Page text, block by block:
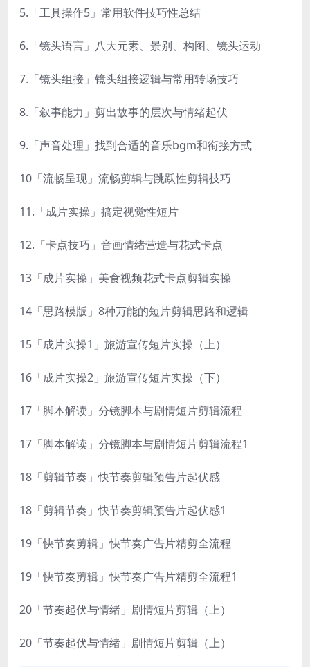
5.「工具操作5」常用软件技巧性总结
6.「镜头语言」八大元素、景别、构图、镜头运动
7.「镜头组接」镜头组接逻辑与常用转场技巧
8.「叙事能力」剪出故事的层次与情绪起伏
9.「声音处理」找到合适的音乐bgm和衔接方式
10「流畅呈现」流畅剪辑与跳跃性剪辑技巧
11.「成片实操」搞定视觉性短片
12.「卡点技巧」音画情绪营造与花式卡点
13「成片实操」美食视频花式卡点剪辑实操
14「思路模版」8种万能的短片剪辑思路和逻辑
15「成片实操1」旅游宣传短片实操（上）
16「成片实操2」旅游宣传短片实操（下）
17「脚本解读」分镜脚本与剧情短片剪辑流程
17「脚本解读」分镜脚本与剧情短片剪辑流程1
18「剪辑节奏」快节奏剪辑预告片起伏感
18「剪辑节奏」快节奏剪辑预告片起伏感1
19「快节奏剪辑」快节奏广告片精剪全流程
19「快节奏剪辑」快节奏广告片精剪全流程1
20「节奏起伏与情绪」剧情短片剪辑（上）
20「节奏起伏与情绪」剧情短片剪辑（上）